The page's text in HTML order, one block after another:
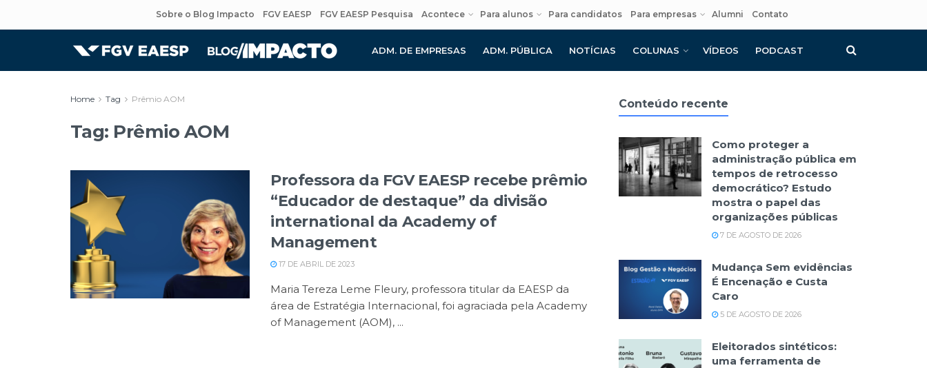
Sobre o Blog Impacto FGV EAESP FGV EAESP Pesquisa Acontece Para alunos Para candidatos Para empresas Alumni Contato
ADM. DE EMPRESAS ADM. PÚBLICA NOTÍCIAS COLUNAS VÍDEOS PODCAST
Home Tag Prêmio AOM
Tag: Prêmio AOM
Professora da FGV EAESP recebe prêmio
“Educador de destaque” da divisão
international da Academy of
Management
17 DE ABRIL DE 2023
Maria Tereza Leme Fleury, professora titular da EAESP da
área de Estratégia Internacional, foi agraciada pela Academy
of Management (AOM), ...
Conteúdo recente
Como proteger a
administração pública em
tempos de retrocesso
democrático? Estudo
mostra o papel das
organizações públicas
7 DE AGOSTO DE 2026
Mudança Sem evidências
É Encenação e Custa
Caro
5 DE AGOSTO DE 2026
Eleitorados sintéticos:
uma ferramenta de